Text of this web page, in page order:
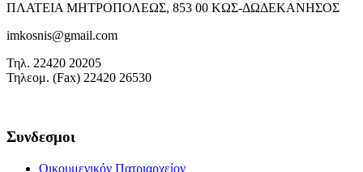
ΠΛΑΤΕΙΑ ΜΗΤΡΟΠΟΛΕΩΣ, 853 00 ΚΩΣ-ΔΩΔΕΚΑΝΗΣΟΣ
imkosnis@gmail.com
Τηλ. 22420 20205
Τηλεομ. (Fax) 22420 26530
Συνδεσμοι
Οικουμενικόν Πατριαρχείον